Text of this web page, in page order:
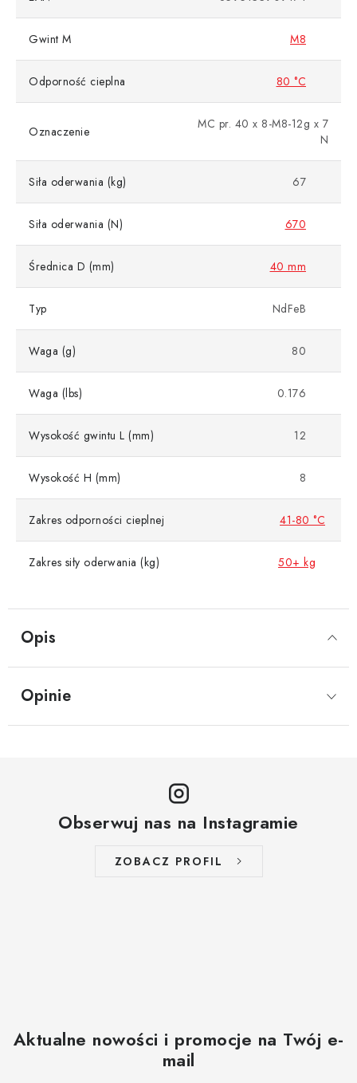
Opis
Gwint M M8
Odporność cieplna 80 °C
Oznaczenie
MC pr. 40 x 8-M8-12g x 7
N
Siła oderwania (kg) 67
Siła oderwania (N) 670
Średnica D (mm) 40 mm
Typ NdFeB
Waga (g) 80
Waga (lbs) 0.176
Wysokość gwintu L (mm) 12
Wysokość H (mm) 8
Zakres odporności cieplnej 41-80 °C
Zakres siły oderwania (kg) 50+ kg
Opinie
Obserwuj nas na Instagramie
ZOBACZ PROFIL
Aktualne nowości i promocje na Twój e-
mail